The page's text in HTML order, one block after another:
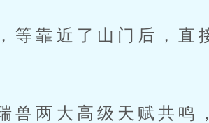
等靠近了山门后，直
兽两大高级天赋共鸣